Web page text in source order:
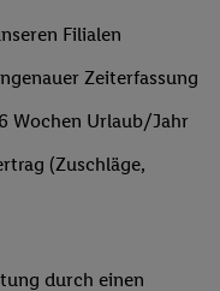
Filialen
Zeiterfassung
Wochen Urlaub/Jahr
(Zuschläge,
durch einen